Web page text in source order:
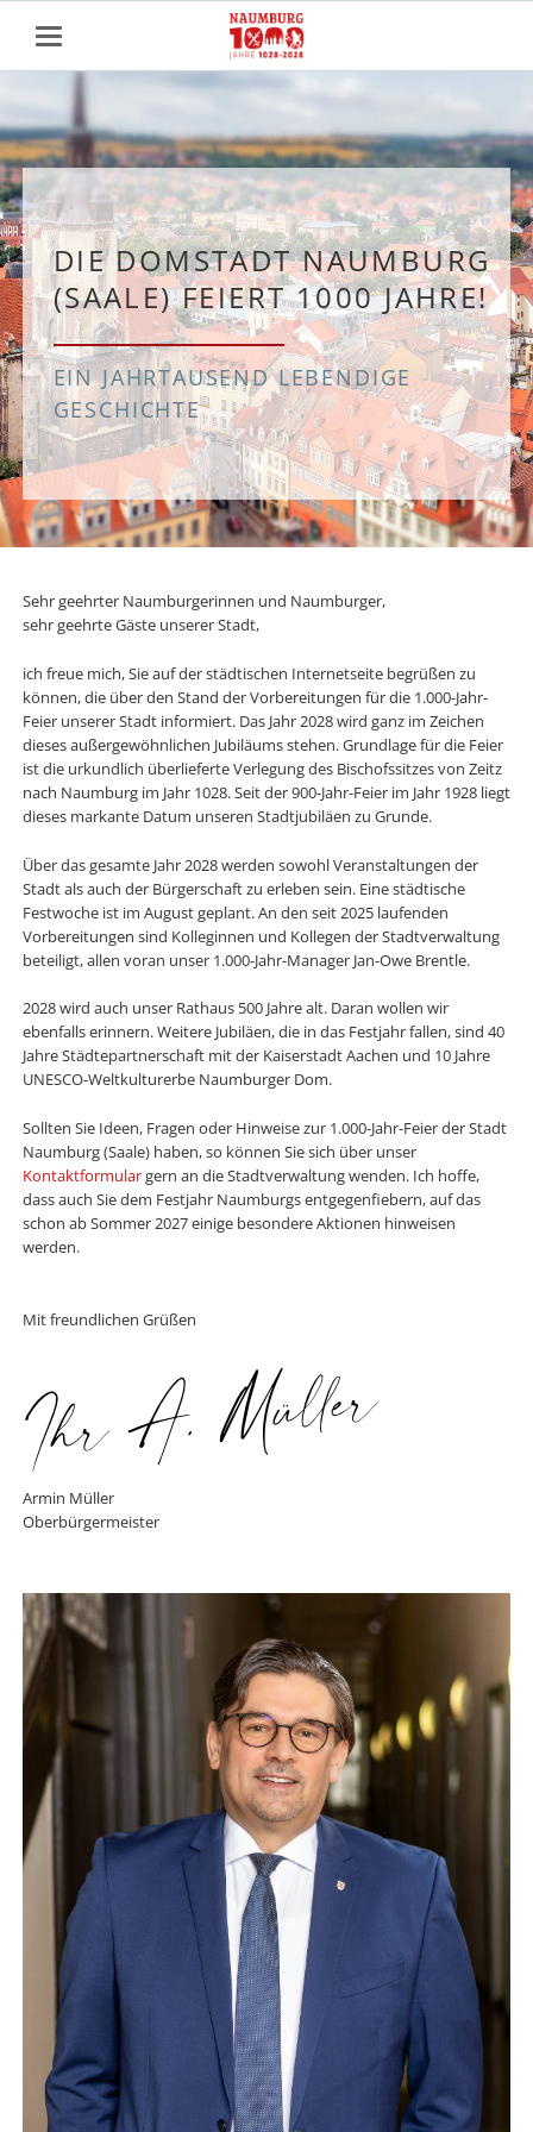
DIE DOMSTADT NAUMBURG
(SAALE) FEIERT 1000 JAHRE!
EIN JAHRTAUSEND LEBENDIGE
GESCHICHTE
Sehr geehrter Naumburgerinnen und Naumburger,
sehr geehrte Gäste unserer Stadt,
ich freue mich, Sie auf der städtischen Internetseite begrüßen zu
können, die über den Stand der Vorbereitungen für die 1.000-Jahr-
Feier unserer Stadt informiert. Das Jahr 2028 wird ganz im Zeichen
dieses außergewöhnlichen Jubiläums stehen. Grundlage für die Feier
ist die urkundlich überlieferte Verlegung des Bischofssitzes von Zeitz
nach Naumburg im Jahr 1028. Seit der 900-Jahr-Feier im Jahr 1928 liegt
dieses markante Datum unseren Stadtjubiläen zu Grunde.
Über das gesamte Jahr 2028 werden sowohl Veranstaltungen der
Stadt als auch der Bürgerschaft zu erleben sein. Eine städtische
Festwoche ist im August geplant. An den seit 2025 laufenden
Vorbereitungen sind Kolleginnen und Kollegen der Stadtverwaltung
beteiligt, allen voran unser 1.000-Jahr-Manager Jan-Owe Brentle.
2028 wird auch unser Rathaus 500 Jahre alt. Daran wollen wir
ebenfalls erinnern. Weitere Jubiläen, die in das Festjahr fallen, sind 40
Jahre Städtepartnerschaft mit der Kaiserstadt Aachen und 10 Jahre
UNESCO-Weltkulturerbe Naumburger Dom.
Sollten Sie Ideen, Fragen oder Hinweise zur 1.000-Jahr-Feier der Stadt
Naumburg (Saale) haben, so können Sie sich über unser
Kontaktformulargern an die Stadtverwaltung wenden. Ich hoffe,
dass auch Sie dem Festjahr Naumburgs entgegenfiebern, auf das
schon ab Sommer 2027 einige besondere Aktionen hinweisen
werden.
Mit freundlichen Grüßen
Armin Müller
Oberbürgermeister